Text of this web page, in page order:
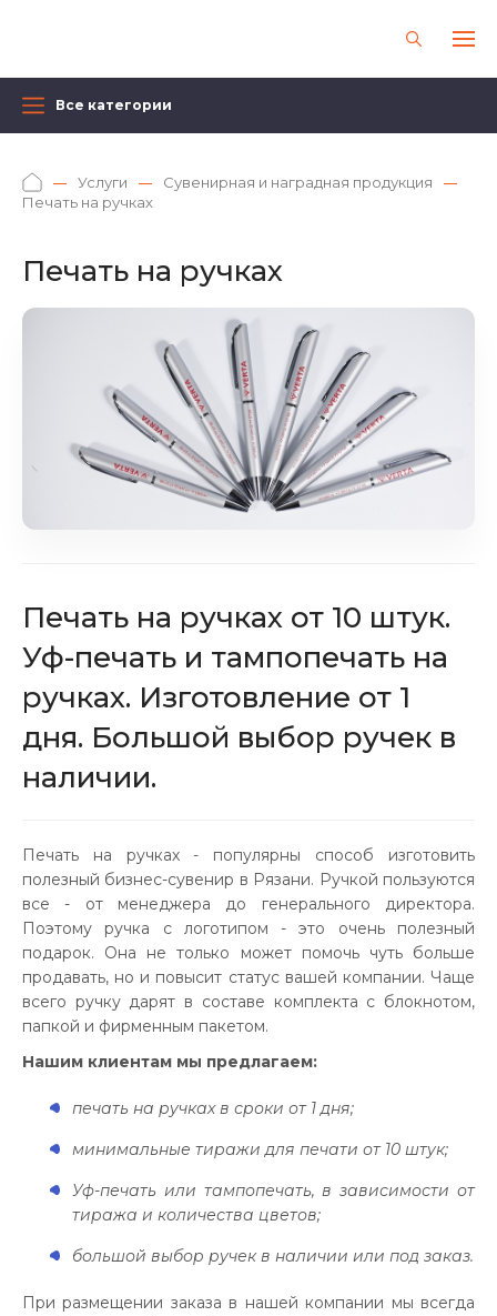
Все категории
Услуги
Сувенирная и наградная продукция
Печать на ручках
Печать на ручках
Печать на ручках от 10 штук.
Уф-печать и тампопечать на
ручках. Изготовление от 1
дня. Большой выбор ручек в
наличии.
Печать на ручках - популярны способ изготовить
полезный бизнес-сувенир в Рязани. Ручкой пользуются
все - от менеджера до генерального директора.
Поэтому ручка с логотипом - это очень полезный
подарок. Она не только может помочь чуть больше
продавать, но и повысит статус вашей компании. Чаще
всего ручку дарят в составе комплекта с блокнотом,
папкой и фирменным пакетом.
Нашим клиентам мы предлагаем:
печать на ручках в сроки от 1 дня;
минимальные тиражи для печати от 10 штук;
Уф-печать или тампопечать, в зависимости от
тиража и количества цветов;
большой выбор ручек в наличии или под заказ.
При размещении заказа в нашей компании мы всегда